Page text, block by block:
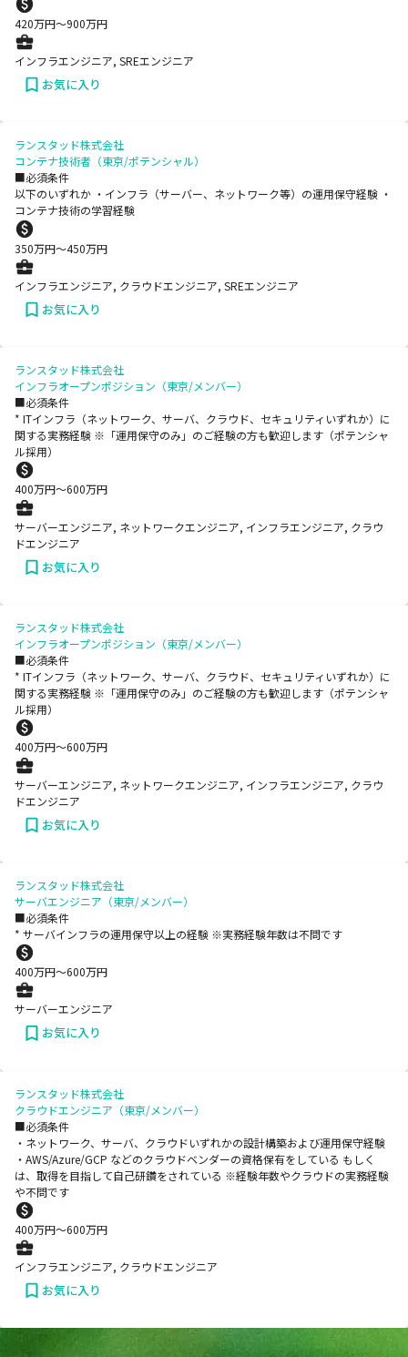
420万円〜900万円
インフラエンジニア, SREエンジニア
お気に入り
ランスタッド株式会社
コンテナ技術者（東京/ポテンシャル）
■必須条件
以下のいずれか ・インフラ（サーバー、ネットワーク等）の運用保守経験 ・
コンテナ技術の学習経験
350万円〜450万円
インフラエンジニア, クラウドエンジニア, SREエンジニア
お気に入り
ランスタッド株式会社
インフラオープンポジション（東京/メンバー）
■必須条件
* ITインフラ（ネットワーク、サーバ、クラウド、セキュリティいずれか）に
関する実務経験 ※「運用保守のみ」のご経験の方も歓迎します（ポテンシャ
ル採用）
400万円〜600万円
サーバーエンジニア, ネットワークエンジニア, インフラエンジニア, クラウ
ドエンジニア
お気に入り
ランスタッド株式会社
インフラオープンポジション（東京/メンバー）
■必須条件
* ITインフラ（ネットワーク、サーバ、クラウド、セキュリティいずれか）に
関する実務経験 ※「運用保守のみ」のご経験の方も歓迎します（ポテンシャ
ル採用）
400万円〜600万円
サーバーエンジニア, ネットワークエンジニア, インフラエンジニア, クラウ
ドエンジニア
お気に入り
ランスタッド株式会社
サーバエンジニア（東京/メンバー）
■必須条件
* サーバインフラの運用保守以上の経験 ※実務経験年数は不問です
400万円〜600万円
サーバーエンジニア
お気に入り
ランスタッド株式会社
クラウドエンジニア（東京/メンバー）
■必須条件
・ネットワーク、サーバ、クラウドいずれかの設計構築および運用保守経験
・AWS/Azure/GCP などのクラウドベンダーの資格保有をしている もしく
は、取得を目指して自己研鑽をされている ※経験年数やクラウドの実務経験
や不問です
400万円〜600万円
インフラエンジニア, クラウドエンジニア
お気に入り